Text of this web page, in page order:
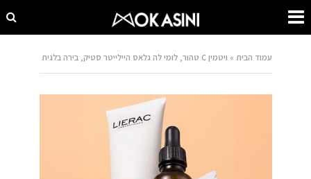
עמוד הבית » ויטמין C טהור, לומי לה גלאס היילייטר סטיק, בירה בלגית